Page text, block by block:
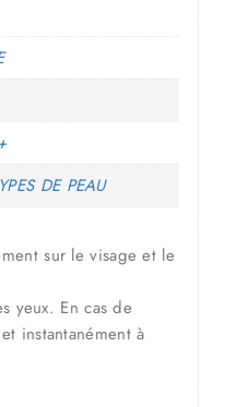
DE PEAU
sur le visage et le
yeux. En cas de
instantanément à